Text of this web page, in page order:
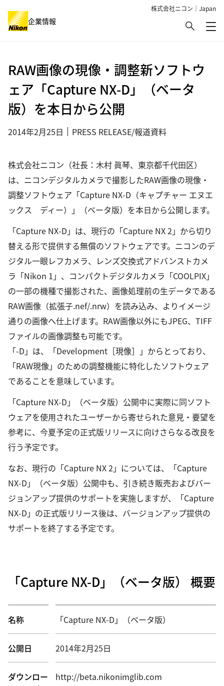
株式会社ニコン｜Japan
企業情報 検索
メ
RAW画像の現像・調整新ソフトウ
ェア「Capture NX-D」（ベータ
版）を本日から公開
2014年2月25日 PRESS RELEASE/報道資料
株式会社ニコン（社長：木村 眞琴、東京都千代田区）
は、ニコンデジタルカメラで撮影したRAW画像の現像・
調整ソフトウェア「Capture NX-D（キャプチャー エヌエ
ックス ディー）」（ベータ版）を本日から公開します。
「Capture NX-D」は、現行の「Capture NX 2」から切り
替える形で提供する無償のソフトウェアです。ニコンのデ
ジタル一眼レフカメラ、レンズ交換式アドバンストカメ
ラ「Nikon 1」、コンパクトデジタルカメラ「COOLPIX」
の一部の機種で撮影された、画像処理前の生データである
RAW画像（拡張子.nef/.nrw）を読み込み、よりイメージ
通りの画像へ仕上げます。RAW画像以外にもJPEG、TIFF
ファイルの画像調整も可能です。
「-D」は、「Development［現像］」からとっており、
「RAW現像」のための調整機能に特化したソフトウェア
であることを意味しています。
「Capture NX-D」（ベータ版）公開中に実際に同ソフト
ウェアを使用されたユーザーから寄せられた意見・要望を
参考に、今夏予定の正式版リリースに向けさらなる改良を
行う予定です。
なお、現行の「Capture NX 2」については、「Capture
NX-D」（ベータ版）公開中も、引き続き販売およびバー
ジョンアップ提供のサポートを実施しますが、「Capture
NX-D」の正式版リリース後は、バージョンアップ提供の
サポートを終了する予定です。
「Capture NX-D」（ベータ版） 概要
名称 「Capture NX-D」（ベータ版）
公開日 2014年2月25日
ダウンロー
http://beta.nikonimglib.com